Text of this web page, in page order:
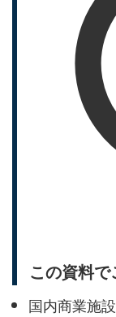
この資料
国内商業施